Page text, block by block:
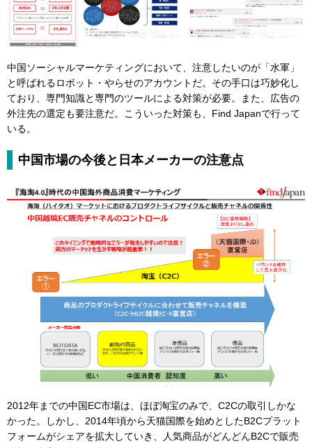
中国ソーシャルマーケティングにおいて、注意したいのが「水軍」
と呼ばれるロボット・やらせのアカウントだ。その手口は巧妙化し
ており、専門知識と専門のツールによる対策が必要。また、広告の
外注先の選定も要注意だ。こういった対策も、Find Japanで行って
いる。
中国市場の今後と日本メーカーの注意点
2012年までの中国EC市場は、ほぼ淘宝のみで、C2Cの取引しかな
かった。しかし、2014年頃から天猫国際を始めとしたB2Cプラット
フォームがシェアを拡大していき、人気商品がどんどんB2Cで販売